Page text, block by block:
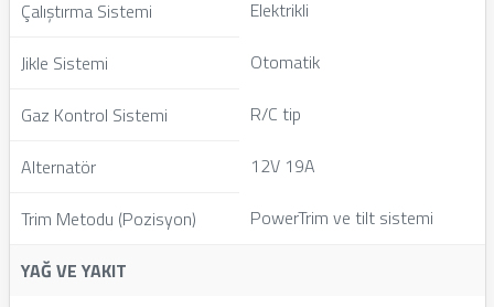
Çalıştırma Sistemi
Elektrikli
Jikle Sistemi
Otomatik
Gaz Kontrol Sistemi
R/C tip
Alternatör
12V 19A
Trim Metodu (Pozisyon)
PowerTrim ve tilt sistemi
YAĞ VE YAKIT